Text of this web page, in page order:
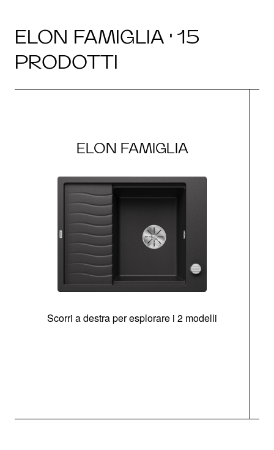
ELON FAMIGLIA · 15
PRODOTTI
ELON FAMIGLIA
Scorri a destra per esplorare i 2 modelli